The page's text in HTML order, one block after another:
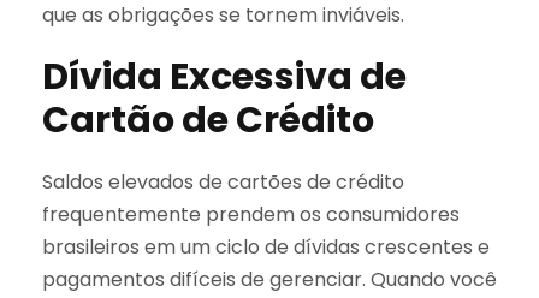
que as obrigações se tornem inviáveis.
Dívida Excessiva de
Cartão de Crédito
Saldos elevados de cartões de crédito
frequentemente prendem os consumidores
brasileiros em um ciclo de dívidas crescentes e
pagamentos difíceis de gerenciar. Quando você